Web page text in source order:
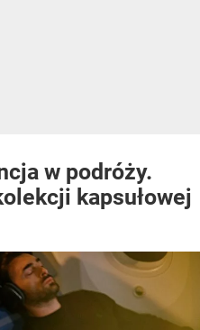
w podróży.
kapsułowej